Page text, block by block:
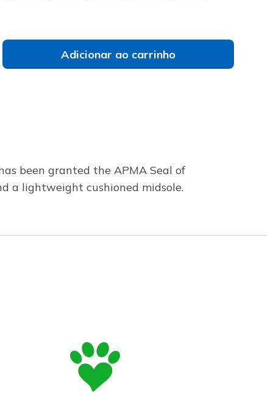
Adicionar ao carrinho
been granted the APMA Seal of
a lightweight cushioned midsole.